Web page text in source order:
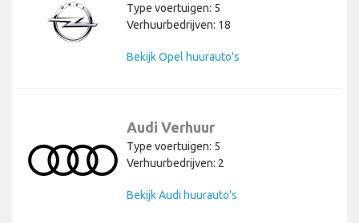
Type voertuigen: 5
Verhuurbedrijven: 18
Bekijk Opel huurauto's
Audi Verhuur
Type voertuigen: 5
Verhuurbedrijven: 2
Bekijk Audi huurauto's